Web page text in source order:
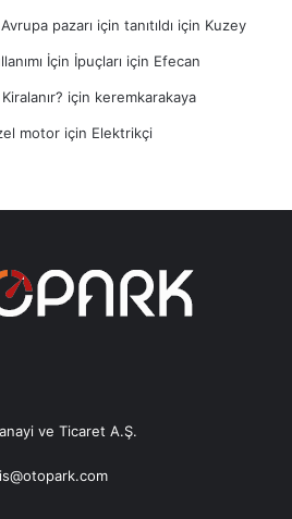
pazarı için tanıtıldı için Kuzey
İçin İpuçları için Efecan
için keremkarakaya
motor için Elektrikçi
ve Ticaret A.Ş.